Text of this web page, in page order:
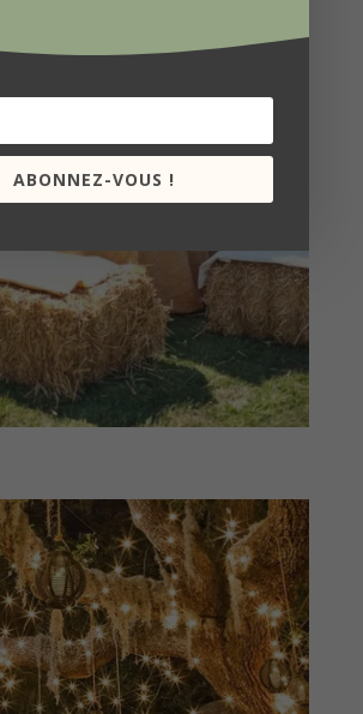
vous à la
Deco By Co !
des conseils pour embélir
comme votre extérieur